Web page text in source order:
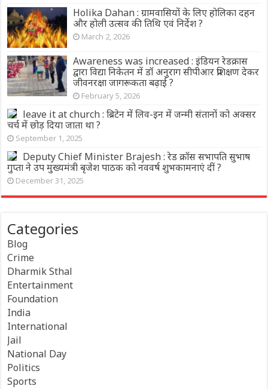
Holika Dahan : ग्रामवासियों के लिए होलिका दहन
और होली उत्सव की तिथि एवं निर्देश ?
March 2, 2026
Awareness was increased : इंडियन रेडक्रास
द्वारा विद्या निकेतन में डॉ अनुराग सीपीआर प्रशिक्षण देकर
जीवनरक्षा जागरूकता बढ़ाई ?
February 5, 2026
leave it at church : ब्रिटेन में लिव-इन में जन्मी संतानों को अक्सर
चर्च में छोड़ दिया जाता था ?
September 1, 2025
Deputy Chief Minister Brajesh : रेड क्रॉस सभापति सुभाष
गुप्ता ने उप मुख्यमंत्री बृजेश पाठक को नववर्ष शुभकामनाएं दीं ?
December 31, 2025
Categories
Blog
Crime
Dharmik Sthal
Entertainment
Foundation
India
International
Jail
National Day
Politics
Sports